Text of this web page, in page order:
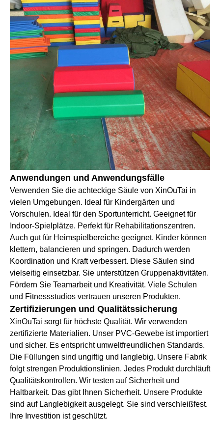
Anwendungen und Anwendungsfälle
Verwenden Sie die achteckige Säule von XinOuTai in
vielen Umgebungen. Ideal für Kindergärten und
Vorschulen. Ideal für den Sportunterricht. Geeignet für
Indoor-Spielplätze. Perfekt für Rehabilitationszentren.
Auch gut für Heimspielbereiche geeignet. Kinder können
klettern, balancieren und springen. Dadurch werden
Koordination und Kraft verbessert. Diese Säulen sind
vielseitig einsetzbar. Sie unterstützen Gruppenaktivitäten.
Fördern Sie Teamarbeit und Kreativität. Viele Schulen
und Fitnessstudios vertrauen unseren Produkten.
Zertifizierungen und Qualitätssicherung
XinOuTai sorgt für höchste Qualität. Wir verwenden
zertifizierte Materialien. Unser PVC-Gewebe ist importiert
und sicher. Es entspricht umweltfreundlichen Standards.
Die Füllungen sind ungiftig und langlebig. Unsere Fabrik
folgt strengen Produktionslinien. Jedes Produkt durchläuft
Qualitätskontrollen. Wir testen auf Sicherheit und
Haltbarkeit. Das gibt Ihnen Sicherheit. Unsere Produkte
sind auf Langlebigkeit ausgelegt. Sie sind verschleißfest.
Ihre Investition ist geschützt.